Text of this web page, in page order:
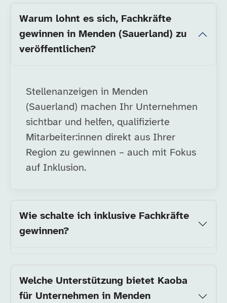
Warum lohnt es sich, Fachkräfte
gewinnen in Menden (Sauerland) zu
veröffentlichen?
Stellenanzeigen in Menden
(Sauerland) machen Ihr Unternehmen
sichtbar und helfen, qualifizierte
Mitarbeiter:innen direkt aus Ihrer
Region zu gewinnen – auch mit Fokus
auf Inklusion.
Wie schalte ich inklusive Fachkräfte
gewinnen?
Welche Unterstützung bietet Kaoba
für Unternehmen in Menden